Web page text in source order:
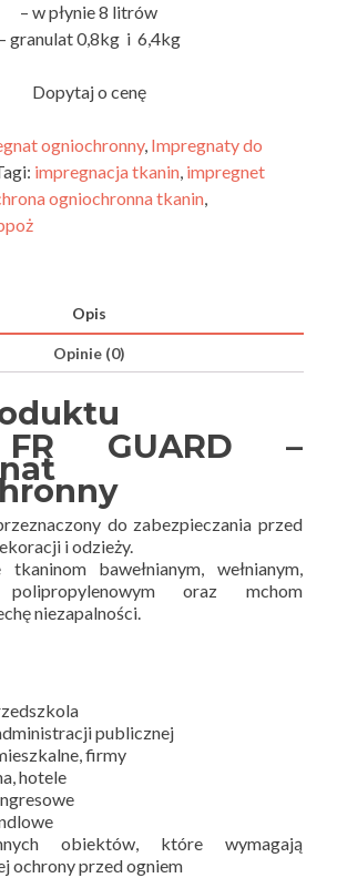
– w płynie 8 litrów
– granulat 0,8kg i 6,4kg
Dopytaj o cenę
ogniochronny, Impregnaty do
impregnacja tkanin, impregnet
ogniochronna tkanin,
Opis
Opinie (0)
GUARD –
do zabezpieczania przed
i odzieży.
bawełnianym, wełnianym,
polipropylenowym oraz mchom
niezapalności.
publicznej
firmy
hotele
obiektów, które wymagają
ochrony przed ogniem